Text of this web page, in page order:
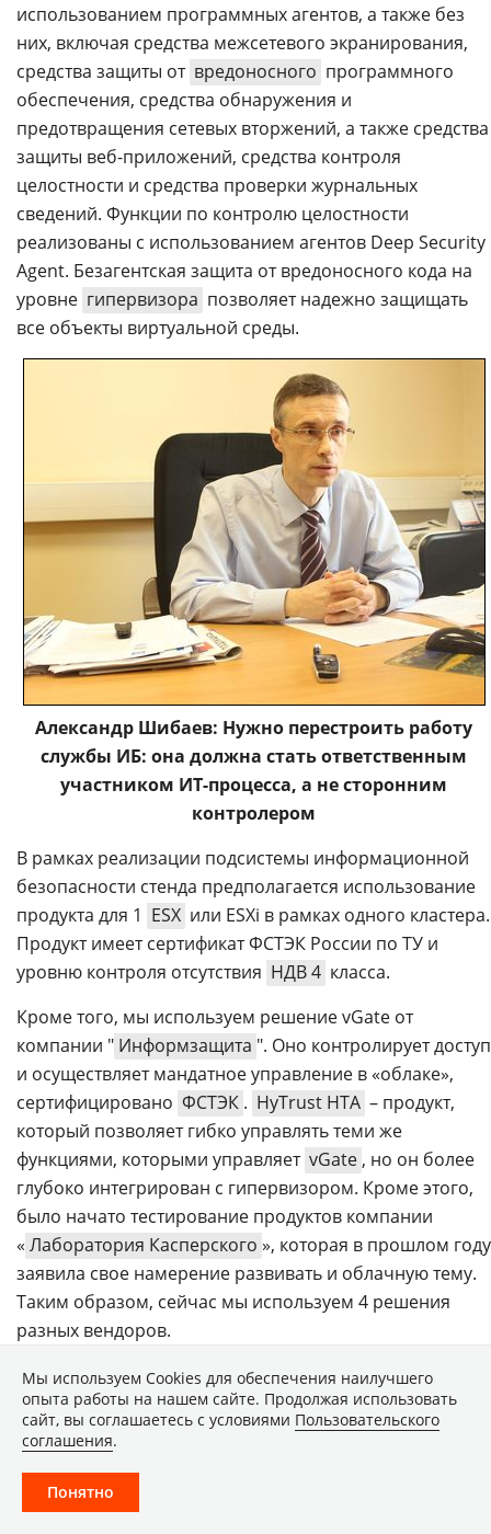
использованием программных агентов, а также без
них, включая средства межсетевого экранирования,
средства защиты от вредоносного программного
обеспечения, средства обнаружения и
предотвращения сетевых вторжений, а также средства
защиты веб-приложений, средства контроля
целостности и средства проверки журнальных
сведений. Функции по контролю целостности
реализованы с использованием агентов Deep Security
Agent. Безагентская защита от вредоносного кода на
уровне гипервизора позволяет надежно защищать
все объекты виртуальной среды.
Александр Шибаев: Нужно перестроить работу
службы ИБ: она должна стать ответственным
участником ИТ-процесса, а не сторонним
контролером
В рамках реализации подсистемы информационной
безопасности стенда предполагается использование
продукта для 1 ESX или ESXi в рамках одного кластера.
Продукт имеет сертификат ФСТЭК России по ТУ и
уровню контроля отсутствия НДВ 4 класса.
Кроме того, мы используем решение vGate от
компании " Информзащита ". Оно контролирует доступ
и осуществляет мандатное управление в «облаке»,
сертифицировано ФСТЭК . HyTrust HTA – продукт,
который позволяет гибко управлять теми же
функциями, которыми управляет vGate , но он более
глубоко интегрирован с гипервизором. Кроме этого,
было начато тестирование продуктов компании
« Лаборатория Касперского », которая в прошлом году
заявила свое намерение развивать и облачную тему.
Таким образом, сейчас мы используем 4 решения
разных вендоров.
Важно отметить, что это новое поколение продуктов
информационной безопасности, и оно требует
изменения в работе служб ИБ. Если мы ставим задачу
в полном объеме, предоставления гарантированного
ИТ-сервиса, то работа службы ИБ должна быть
Мы используем Сookies для обеспечения наилучшего
опыта работы на нашем сайте. Продолжая использовать
сайт, вы соглашаетесь с условиями Пользовательского
соглашения.
Понятно